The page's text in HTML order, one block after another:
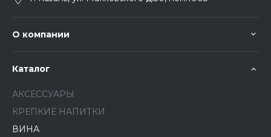
О компании
Каталог
АКСЕССУАРЫ
КРЕПКИЕ НАПИТКИ
ВИНА